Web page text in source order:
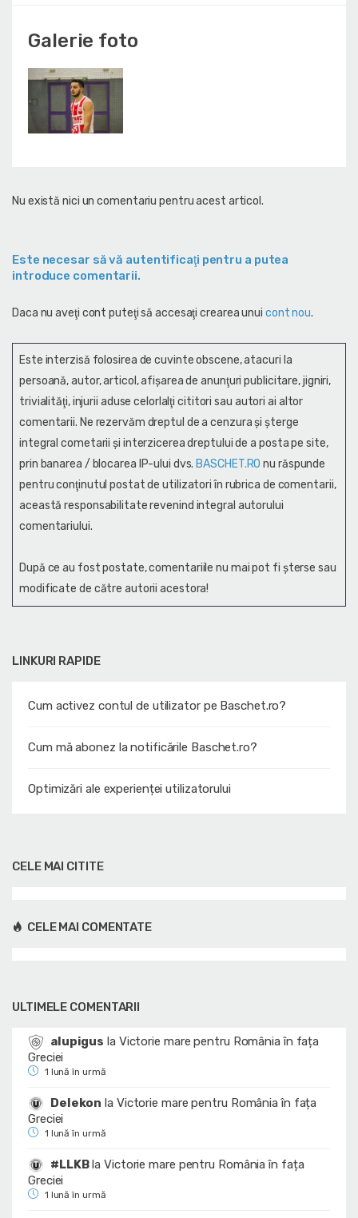
LINKURI RAPIDE
Cum activez contul de utilizator pe Baschet.ro?
Cum mă abonez la notificările Baschet.ro?
Optimizări ale experienței utilizatorului
Galerie foto
Nu există nici un comentariu pentru acest articol.
Este necesar să vă autentificaţi pentru a putea
introduce comentarii.
Daca nu aveţi cont puteţi să accesaţi crearea unui cont nou.
Este interzisă folosirea de cuvinte obscene, atacuri la
persoană, autor, articol, afişarea de anunţuri publicitare, jigniri,
trivialităţi, injurii aduse celorlalţi cititori sau autori ai altor
comentarii. Ne rezervăm dreptul de a cenzura și şterge
integral cometarii și interzicerea dreptului de a posta pe site,
prin banarea / blocarea IP-ului dvs. BASCHET.RO nu răspunde
pentru conţinutul postat de utilizatori în rubrica de comentarii,
această responsabilitate revenind integral autorului
comentariului.
După ce au fost postate, comentariile nu mai pot fi șterse sau
modificate de către autorii acestora!
CELE MAI CITITE
CELE MAI COMENTATE
ULTIMELE COMENTARII
alupigus la Victorie mare pentru România în fața
Greciei
1 lună în urmă
Delekon la Victorie mare pentru România în fața
Greciei
1 lună în urmă
#LLKBlaVictorie mare pentru România în fața
Greciei
1 lună în urmă